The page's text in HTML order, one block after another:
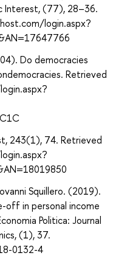
Interest, (77), 28–36.
login.aspx?
Do democracies
Retrieved
243(1), 74. Retrieved
Squillero. (2019).
off in personal income
Politica: Journal
(1), 37.
0132-4